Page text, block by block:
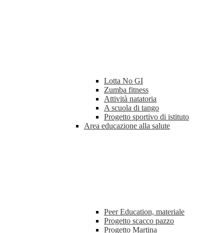
Lotta No GI
Zumba fitness
Attività natatoria
A scuola di tango
Progetto sportivo di istituto
Area educazione alla salute
Peer Education, materiale
Progetto scacco pazzo
Progetto Martina